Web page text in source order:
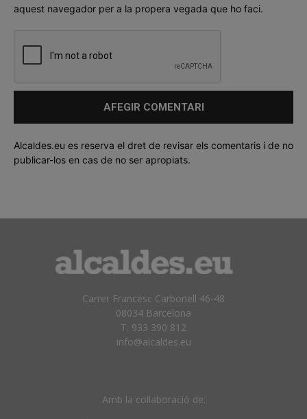
aquest navegador per a la propera vegada que ho faci.
Alcaldes.eu es reserva el dret de revisar els comentaris i de no
publicar-los en cas de no ser apropiats.
Carrer Francesc Carbonell 46-48
08034 Barcelona
T. 933 390 812
info@alcaldes.eu
Amb la col·laboració de: